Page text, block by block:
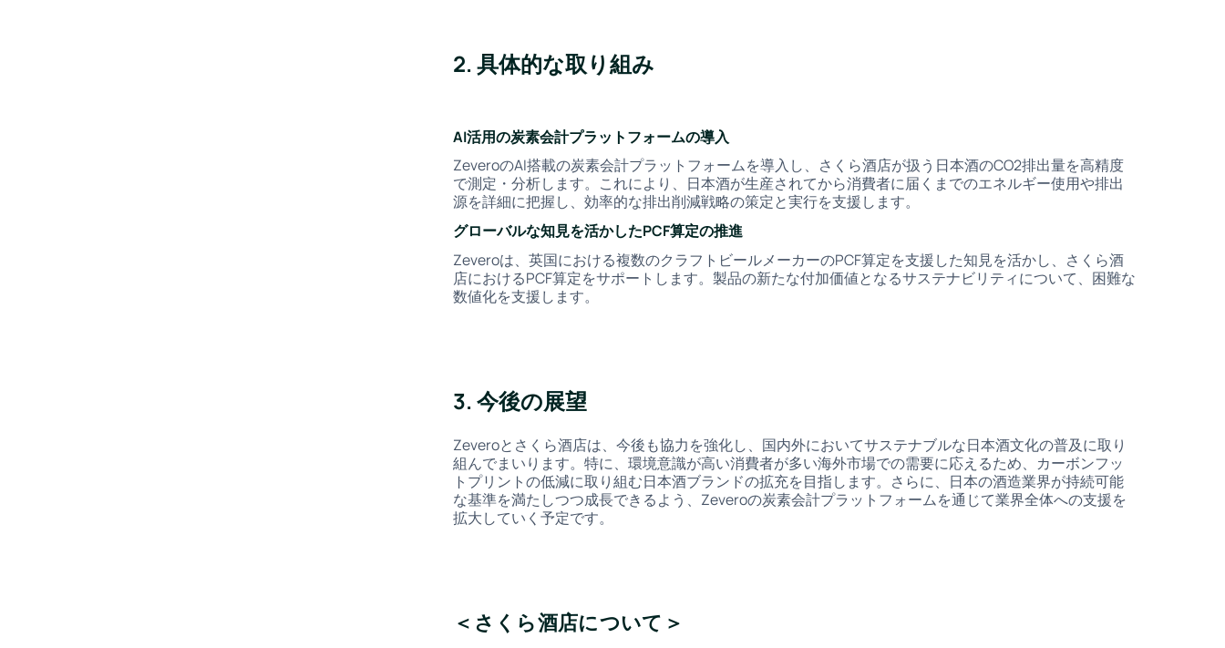
2. 具体的な取り組み
AI活用の炭素会計プラットフォームの導入
ZeveroのAI搭載の炭素会計プラットフォームを導入し、さくら酒店が扱う日本酒のCO2排出量を高精度
で測定・分析します。これにより、日本酒が生産されてから消費者に届くまでのエネルギー使用や排出
源を詳細に把握し、効率的な排出削減戦略の策定と実行を支援します。
グローバルな知見を活かしたPCF算定の推進
Zeveroは、英国における複数のクラフトビールメーカーのPCF算定を支援した知見を活かし、さくら酒
店におけるPCF算定をサポートします。製品の新たな付加価値となるサステナビリティについて、困難な
数値化を支援します。
3. 今後の展望
Zeveroとさくら酒店は、今後も協力を強化し、国内外においてサステナブルな日本酒文化の普及に取り
組んでまいります。特に、環境意識が高い消費者が多い海外市場での需要に応えるため、カーボンフッ
トプリントの低減に取り組む日本酒ブランドの拡充を目指します。さらに、日本の酒造業界が持続可能
な基準を満たしつつ成長できるよう、Zeveroの炭素会計プラットフォームを通じて業界全体への支援を
拡大していく予定です。
＜さくら酒店について＞